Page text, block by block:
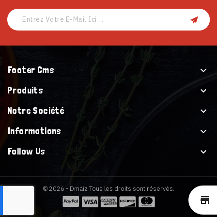
Footer Cms

Produits

Notre Société

Informations

Follow Us

© 2026 - Dmaiz Tous les droits sont réservés.